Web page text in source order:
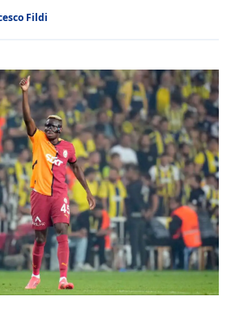
Fildi